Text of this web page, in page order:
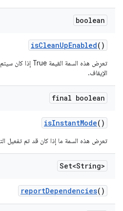
boolean
isCleanUpEnabled()
الإيقاف.
final boolean
isInstantMode()
تعرِض هذه السمة ما إذا كان قد تم تفعيل
Set<String>
reportDependencies()